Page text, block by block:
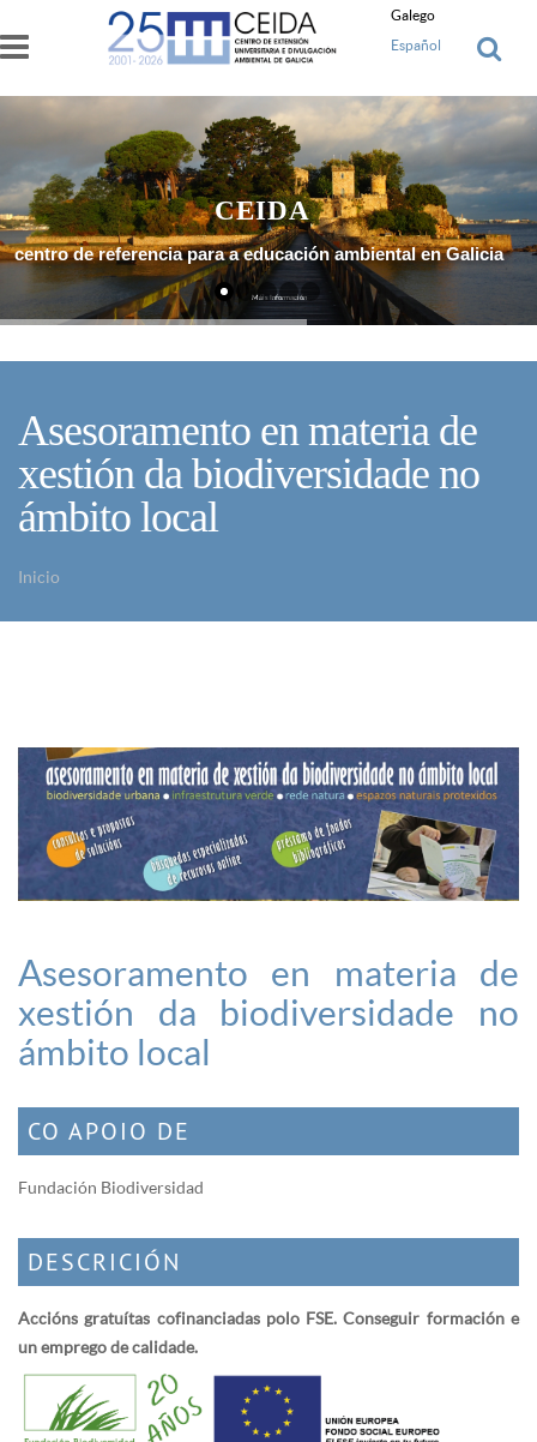
Ir o contido principal
Galego
Español
centro de referencia para a educación ambiental en Galicia
Máis Información
CEIDA
Asesoramento en materia de
xestión da biodiversidade no
ámbito local
Inicio
Asesoramento en materia de
xestión da biodiversidade no
ámbito local
CO APOIO DE
Fundación Biodiversidad
DESCRICIÓN
Accións gratuítas cofinanciadas polo FSE. Conseguir formación e
un emprego de calidade.